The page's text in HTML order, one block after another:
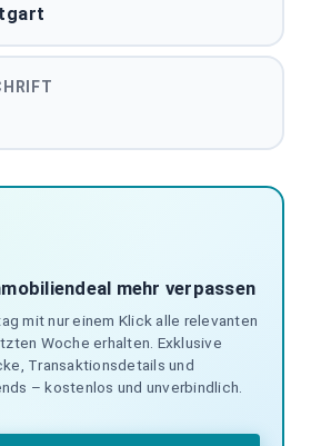
mehr verpassen
mit nur einem Klick alle relevanten
Woche erhalten. Exklusive
Transaktionsdetails und
– kostenlos und unverbindlich.